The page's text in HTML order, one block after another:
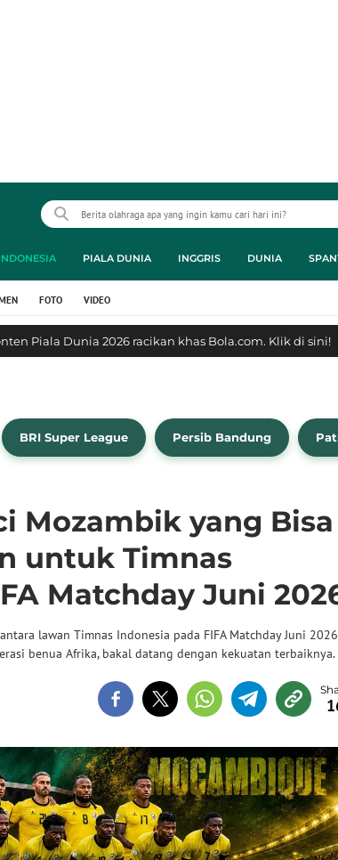
PIALA DUNIA INGGRIS DUNIA
FOTO VIDEO
Piala Dunia 2026 racikan khas Bola.com. Klik di sini!
BRI Super League Persib Bandung
Mozambik yang Bisa
untuk Timnas
Matchday Juni
lawan Timnas Indonesia pada FIFA Matchday Juni
benua Afrika, bakal datang dengan kekuatan terbaiknya.